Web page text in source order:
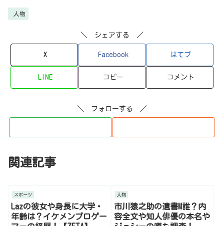
人物
＼ シェアする ／
X Facebook はてブ
LINE コピー コメント
＼ フォローする ／
関連記事
スポーツ
Lazの彼女や身長に大学・
年齢は？イケメンプロゲー
人物
市川猿之助の遺書M誰？内
容全文や知人俳優の本名や